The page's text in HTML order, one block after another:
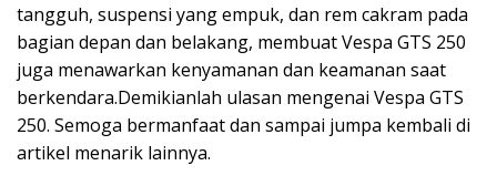
tangguh, suspensi yang empuk, dan rem cakram pada
bagian depan dan belakang, membuat Vespa GTS 250
juga menawarkan kenyamanan dan keamanan saat
berkendara.Demikianlah ulasan mengenai Vespa GTS
250. Semoga bermanfaat dan sampai jumpa kembali di
artikel menarik lainnya.